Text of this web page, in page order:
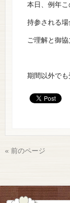
本日、例年
持参される
ご理解と御
期間以外で
« 前のページ